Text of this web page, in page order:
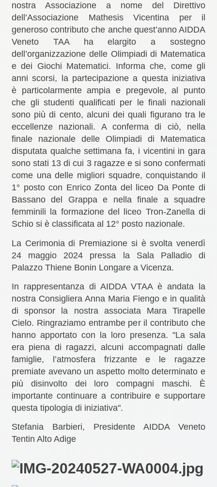
nostra Associazione a nome del Direttivo
dell’Associazione Mathesis Vicentina per il
generoso contributo che anche quest’anno AIDDA
Veneto TAA ha elargito a sostegno
dell’organizzazione delle Olimpiadi di Matematica
e dei Giochi Matematici. Informa che, come gli
anni scorsi, la partecipazione a questa iniziativa
è particolarmente ampia e pregevole, al punto
che gli studenti qualificati per le finali nazionali
sono più di cento, alcuni dei quali figurano tra le
eccellenze nazionali. A conferma di ciò, nella
finale nazionale delle Olimpiadi di Matematica
disputata qualche settimana fa, i vicentini in gara
sono stati 13 di cui 3 ragazze e si sono confermati
come una delle migliori squadre, conquistando il
1° posto con Enrico Zonta del
iceo Da Ponte di
Bassano del Grappa e nella finale a squadre
femminili la formazione del
iceo Tron-Zanella di
Schio si è classificata al 12° posto nazionale.
La Cerimonia di Premiazione si è svolta venerdì
24 maggio 2024 pressa la Sala Palladio di
Palazzo Thiene Bonin Longare a Vicenza.
In rappresentanza di AIDDA VTAA è andata la
nostra Consigliera Anna Maria Fiengo e in qualità
di sponsor la nostra associata Mara Tirapelle
Cielo. Ringraziamo entrambe per il contributo che
hanno apportato con la loro presenza. "La sala
era piena di ragazzi, alcuni accompagnati dalle
famiglie, l’atmosfera frizzante e le ragazze
premiate avevano un aspetto molto determinato e
più disinvolto dei loro compagni maschi. È
importante continuare a contribuire e supportare
questa tipologia di iniziativa".
Stefania Barbieri, Presidente AIDDA Veneto
Tentin Alto Adige